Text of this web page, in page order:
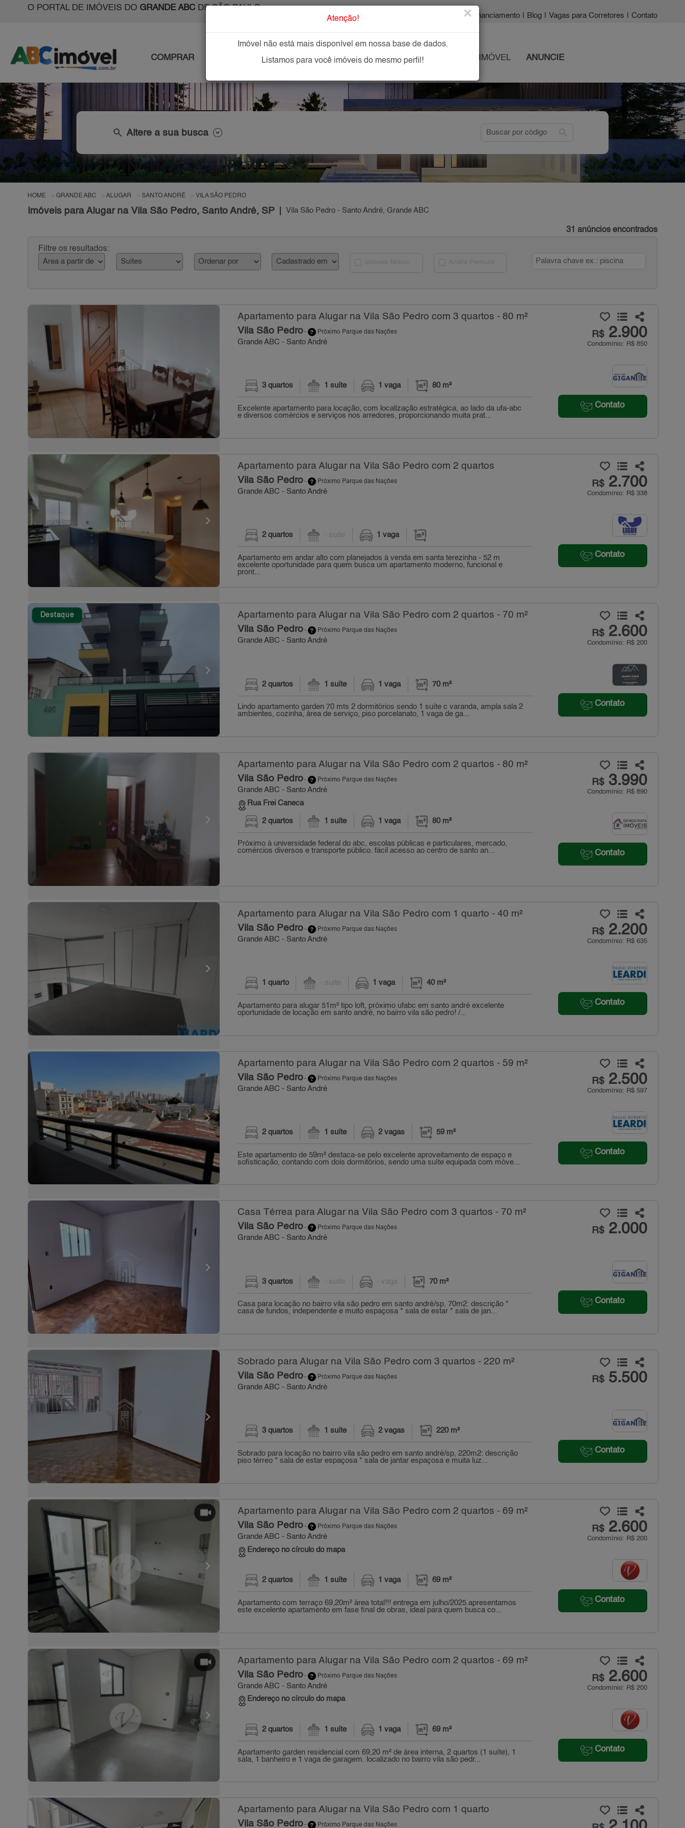
O PORTAL DE IMÓVEIS DO GRANDE ABCDE SÃO PAULO
| Financiamento Blog Vagas para Corretores Contato
COMPRAR IMÓVEIS NOVOS IMOBILIÁRIAS OFEREÇA SEU IMÓVEL ANUNCIE
search Altere a sua busca search
HOME GRANDE ABC ALUGAR SANTO ANDRÉ VILA SÃO PEDRO
Imóveis para Alugar na Vila São Pedro, Santo André, SP Vila São Pedro - Santo André, Grande ABC
31 anúncios encontrados
Filtre os resultados:
Apartamento para Alugar na Vila São Pedro com 3 quartos - 80 m²
Vila São Pedro- Próximo Parque das Nações
Grande ABC - Santo André
R$2.900
Condomínio: R$ 850
Contato
3 quartos 1 suíte 1 vaga 80 m²
Excelente apartamento para locação, com localização estratégica, ao lado da ufa-abc
e diversos comércios e serviços nos arredores, proporcionando muita prat...
Apartamento para Alugar na Vila São Pedro com 2 quartos
Vila São Pedro- Próximo Parque das Nações
Grande ABC - Santo André
R$2.700
Condomínio: R$ 338
Contato
2 quartos - suíte 1 vaga -
Apartamento em andar alto com planejados à venda em santa terezinha - 52 m
excelente oportunidade para quem busca um apartamento moderno, funcional e
pront...
Destaque Apartamento para Alugar na Vila São Pedro com 2 quartos - 70 m²
Vila São Pedro- Próximo Parque das Nações
Grande ABC - Santo André
R$2.600
Condomínio: R$ 200
Contato
2 quartos 1 suíte 1 vaga 70 m²
Lindo apartamento garden 70 mts 2 dormitórios sendo 1 suíte c varanda, ampla sala 2
ambientes, cozinha, área de serviço, piso porcelanato, 1 vaga de ga...
Apartamento para Alugar na Vila São Pedro com 2 quartos - 80 m²
Vila São Pedro- Próximo Parque das Nações
Grande ABC - Santo André
Rua Frei Caneca
R$3.990
Condomínio: R$ 890
Contato
2 quartos 1 suíte 1 vaga 80 m²
Próximo à universidade federal do abc, escolas públicas e particulares, mercado,
comércios diversos e transporte público. fácil acesso ao centro de santo an...
Apartamento para Alugar na Vila São Pedro com 1 quarto - 40 m²
Vila São Pedro- Próximo Parque das Nações
Grande ABC - Santo André
R$2.200
Condomínio: R$ 635
Contato
1 quarto - suíte 1 vaga 40 m²
Apartamento para alugar 51m² tipo loft, próximo ufabc em santo andré excelente
oportunidade de locação em santo andré, no bairro vila são pedro! /...
Apartamento para Alugar na Vila São Pedro com 2 quartos - 59 m²
Vila São Pedro- Próximo Parque das Nações
Grande ABC - Santo André
R$2.500
Condomínio: R$ 597
Contato
2 quartos 1 suíte 2 vagas 59 m²
Este apartamento de 59m² destaca-se pelo excelente aproveitamento de espaço e
sofisticação, contando com dois dormitórios, sendo uma suíte equipada com móve...
Casa Térrea para Alugar na Vila São Pedro com 3 quartos - 70 m²
Vila São Pedro- Próximo Parque das Nações
Grande ABC - Santo André
R$2.000
Contato
3 quartos - suíte - vaga 70 m²
Casa para locação no bairro vila são pedro em santo andré/sp, 70m2: descrição *
casa de fundos, independente e muito espaçosa * sala de estar * sala de jan...
Sobrado para Alugar na Vila São Pedro com 3 quartos - 220 m²
Vila São Pedro- Próximo Parque das Nações
Grande ABC - Santo André
R$5.500
Contato
3 quartos 1 suíte 2 vagas 220 m²
Sobrado para locação no bairro vila são pedro em santo andré/sp, 220m2: descrição
piso térreo * sala de estar espaçosa * sala de jantar espaçosa e muita luz...
Apartamento para Alugar na Vila São Pedro com 2 quartos - 69 m²
Vila São Pedro- Próximo Parque das Nações
Grande ABC - Santo André
Endereço no círculo do mapa
R$2.600
Condomínio: R$ 200
Contato
2 quartos 1 suíte 1 vaga 69 m²
Apartamento com terraço 69,20m² área total!!! entrega em julho/2025.apresentamos
este excelente apartamento em fase final de obras, ideal para quem busca co...
Apartamento para Alugar na Vila São Pedro com 2 quartos - 69 m²
Vila São Pedro- Próximo Parque das Nações
Grande ABC - Santo André
Endereço no círculo do mapa
R$2.600
Condomínio: R$ 200
Contato
2 quartos 1 suíte 1 vaga 69 m²
Apartamento garden residencial com 69,20 m² de área interna, 2 quartos (1 suíte), 1
sala, 1 banheiro e 1 vaga de garagem. localizado no bairro vila são pedr...
Apartamento para Alugar na Vila São Pedro com 1 quarto
Vila São Pedro- Próximo Parque das Nações
Atenção! ×
Imóvel não está mais disponível em nossa base de dados.
Listamos para você imóveis do mesmo perfil!